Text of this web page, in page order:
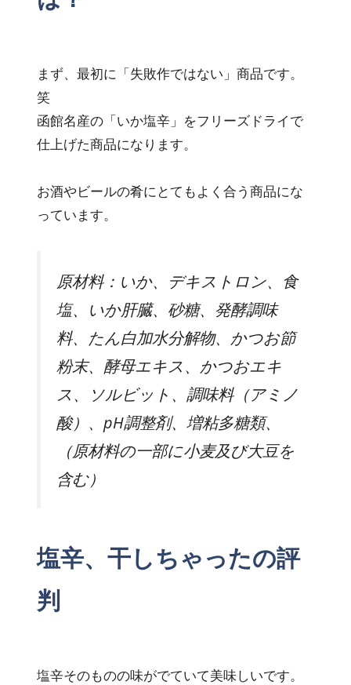
まず、最初に「失敗作ではない」商品です。
笑
函館名産の「いか塩辛」 をフリーズドライで
仕上げた商品になります。
お酒やビールの肴にとてもよく合う商品にな
っています。
原材料：いか、デキストロン、食
塩、いか肝臓、砂糖、発酵調味
料、たん白加水分解物、かつお節
粉末、酵母エキス、かつおエキ
ス、ソルビット、調味料（アミノ
酸）、pH調整剤、増粘多糖類、
（原材料の一部に小麦及び大豆を
含む）
塩辛、干しちゃったの評
判
塩辛そのものの味がでていて美味しいです。